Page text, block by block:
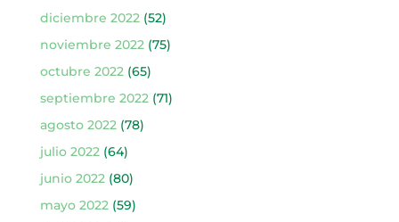
diciembre 2022 (52)
noviembre 2022 (75)
octubre 2022 (65)
septiembre 2022 (71)
agosto 2022 (78)
julio 2022 (64)
junio 2022 (80)
mayo 2022 (59)